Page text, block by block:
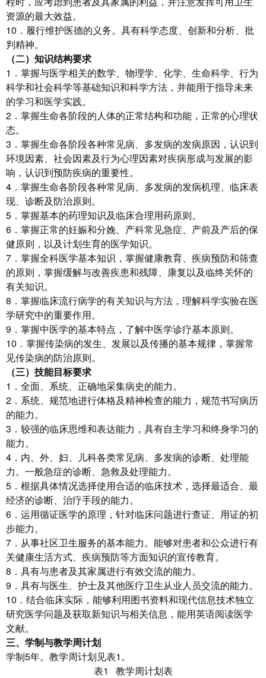
资源的最大效益。
10．履行维护医德的义务。具有科学态度、创新和分析、批
判精神。
（二）知识结构要求
1．掌握与医学相关的数学、物理学、化学、生命科学、行为
科学和社会科学等基础知识和科学方法，并能用于指导未来
的学习和医学实践。
2．掌握生命各阶段的人体的正常结构和功能，正常的心理状
态。
3．掌握生命各阶段各种常见病、多发病的发病原因，认识到
环境因素、社会因素及行为心理因素对疾病形成与发展的影
响，认识到预防疾病的重要性。
4．掌握生命各阶段各种常见病、多发病的发病机理、临床表
现、诊断及防治原则。
5．掌握基本的药理知识及临床合理用药原则。
6．掌握正常的妊娠和分娩、产科常见急症、产前及产后的保
健原则，以及计划生育的医学知识。
7．掌握全科医学基本知识，掌握健康教育、疾病预防和筛查
的原则，掌握缓解与改善疾患和残障、康复以及临终关怀的
有关知识。
8．掌握临床流行病学的有关知识与方法，理解科学实验在医
学研究中的重要作用。
9．掌握中医学的基本特点，了解中医学诊疗基本原则。
10．掌握传染病的发生、发展以及传播的基本规律，掌握常
见传染病的防治原则。
（三）技能目标要求
1．全面、系统、正确地采集病史的能力。
2．系统、规范地进行体格及精神检查的能力，规范书写病历
的能力。
3．较强的临床思维和表达能力，具有自主学习和终身学习的
能力。
4．内、外、妇、儿科各类常见病、多发病的诊断、处理能
力。一般急症的诊断、急救及处理能力。
5．根据具体情况选择使用合适的临床技术，选择最适合、最
经济的诊断、治疗手段的能力。
6．运用循证医学的原理，针对临床问题进行查证、用证的初
步能力。
7．从事社区卫生服务的基本能力。能够对患者和公众进行有
关健康生活方式、疾病预防等方面知识的宣传教育。
8．具有与患者及其家属进行有效交流的能力。
9．具有与医生、护士及其他医疗卫生从业人员交流的能力。
10．结合临床实际，能够利用图书资料和现代信息技术独立
研究医学问题及获取新知识与相关信息，能用英语阅读医学
文献。
三、学制与教学周计划
学制5年。教学周计划见表1。
表1 教学周计划表